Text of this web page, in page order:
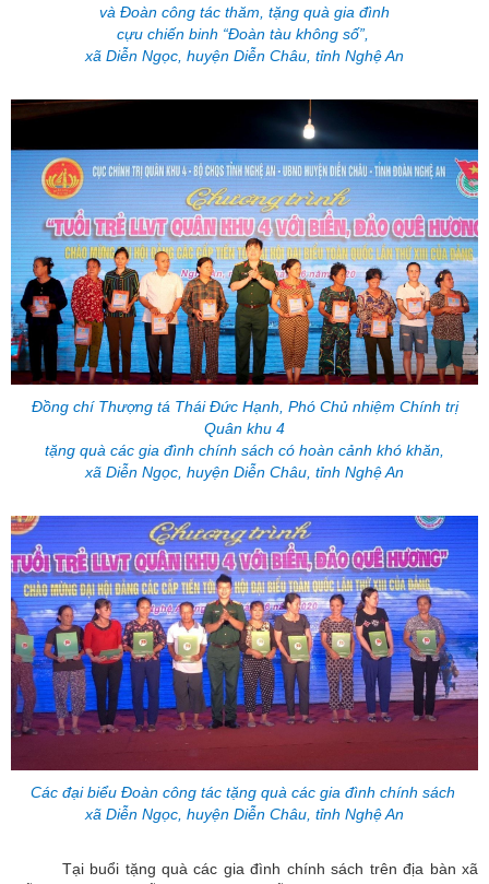
và Đoàn công tác thăm, tặng quà gia đình
cựu chiến binh “Đoàn tàu không số”,
xã Diễn Ngọc, huyện Diễn Châu, tỉnh Nghệ An
Đồng chí Thượng tá Thái Đức Hạnh, Phó Chủ nhiệm Chính trị
Quân khu 4
tặng quà các gia đình chính sách có hoàn cảnh khó khăn,
xã Diễn Ngọc, huyện Diễn Châu, tỉnh Nghệ An
Các đại biểu Đoàn công tác tặng quà các gia đình chính sách
xã Diễn Ngọc, huyện Diễn Châu, tỉnh Nghệ An
Tại buổi tặng quà các gia đình chính sách trên địa bàn xã